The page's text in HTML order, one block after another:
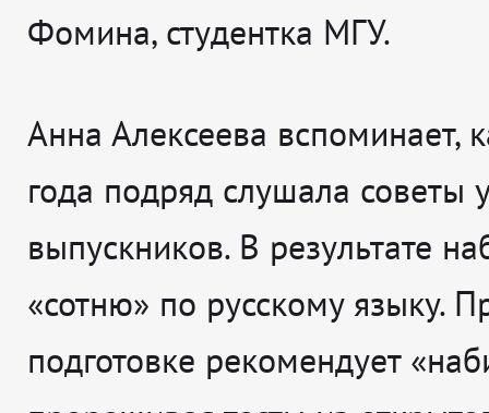
Фомина, студентка МГУ.
Анна Алексеева вспоминает,
года подряд слушала советы
выпускников. В результате
«сотню» по русскому языку.
подготовке рекомендует